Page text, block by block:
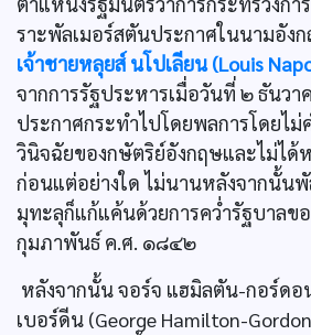
ราะพัลเมอร์สตันประกาศในนามอัง
เจ้าชายหลุยส์ นโปเลียน (Louis
จากการรัฐประหารเมื่อวันที่ ๒ ธันว
ประกาศกระทำไปโดยพลการโดยไม่
วินิจฉัยของกษัตริย์อังกฤษและไม่ได้
ก่อนแต่อย่างใด ไม่นานหลังจากนั้น
มุทะลุก็แก้แค้นด้วยการควํ่ารัฐบาลข
กุมภาพันธ์ ค.ศ. ๑๘๔๒
หลังจากนั้น จอร์จ แฮมิลตัน-กอร์ดอ
เบอร์ดีน (George Hamilton-